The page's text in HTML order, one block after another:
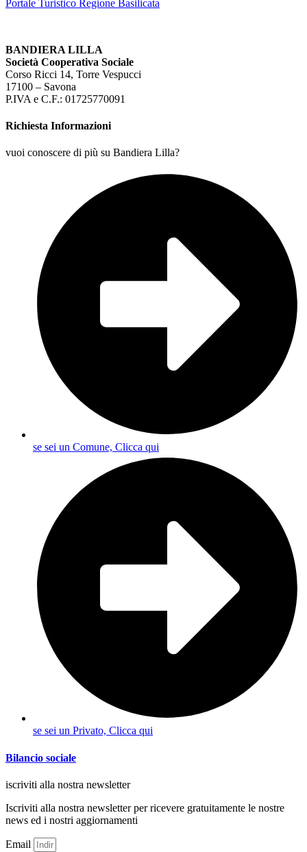
Portale Turistico Regione Basilicata
BANDIERA LILLA
Società Cooperativa Sociale
Corso Ricci 14, Torre Vespucci
17100 – Savona
P.IVA e C.F.: 01725770091
Richiesta Informazioni
vuoi conoscere di più su Bandiera Lilla?
se sei un Comune, Clicca qui
se sei un Privato, Clicca qui
Bilancio sociale
iscriviti alla nostra newsletter
Iscriviti alla nostra newsletter per ricevere gratuitamente le nostre
news ed i nostri aggiornamenti
Email